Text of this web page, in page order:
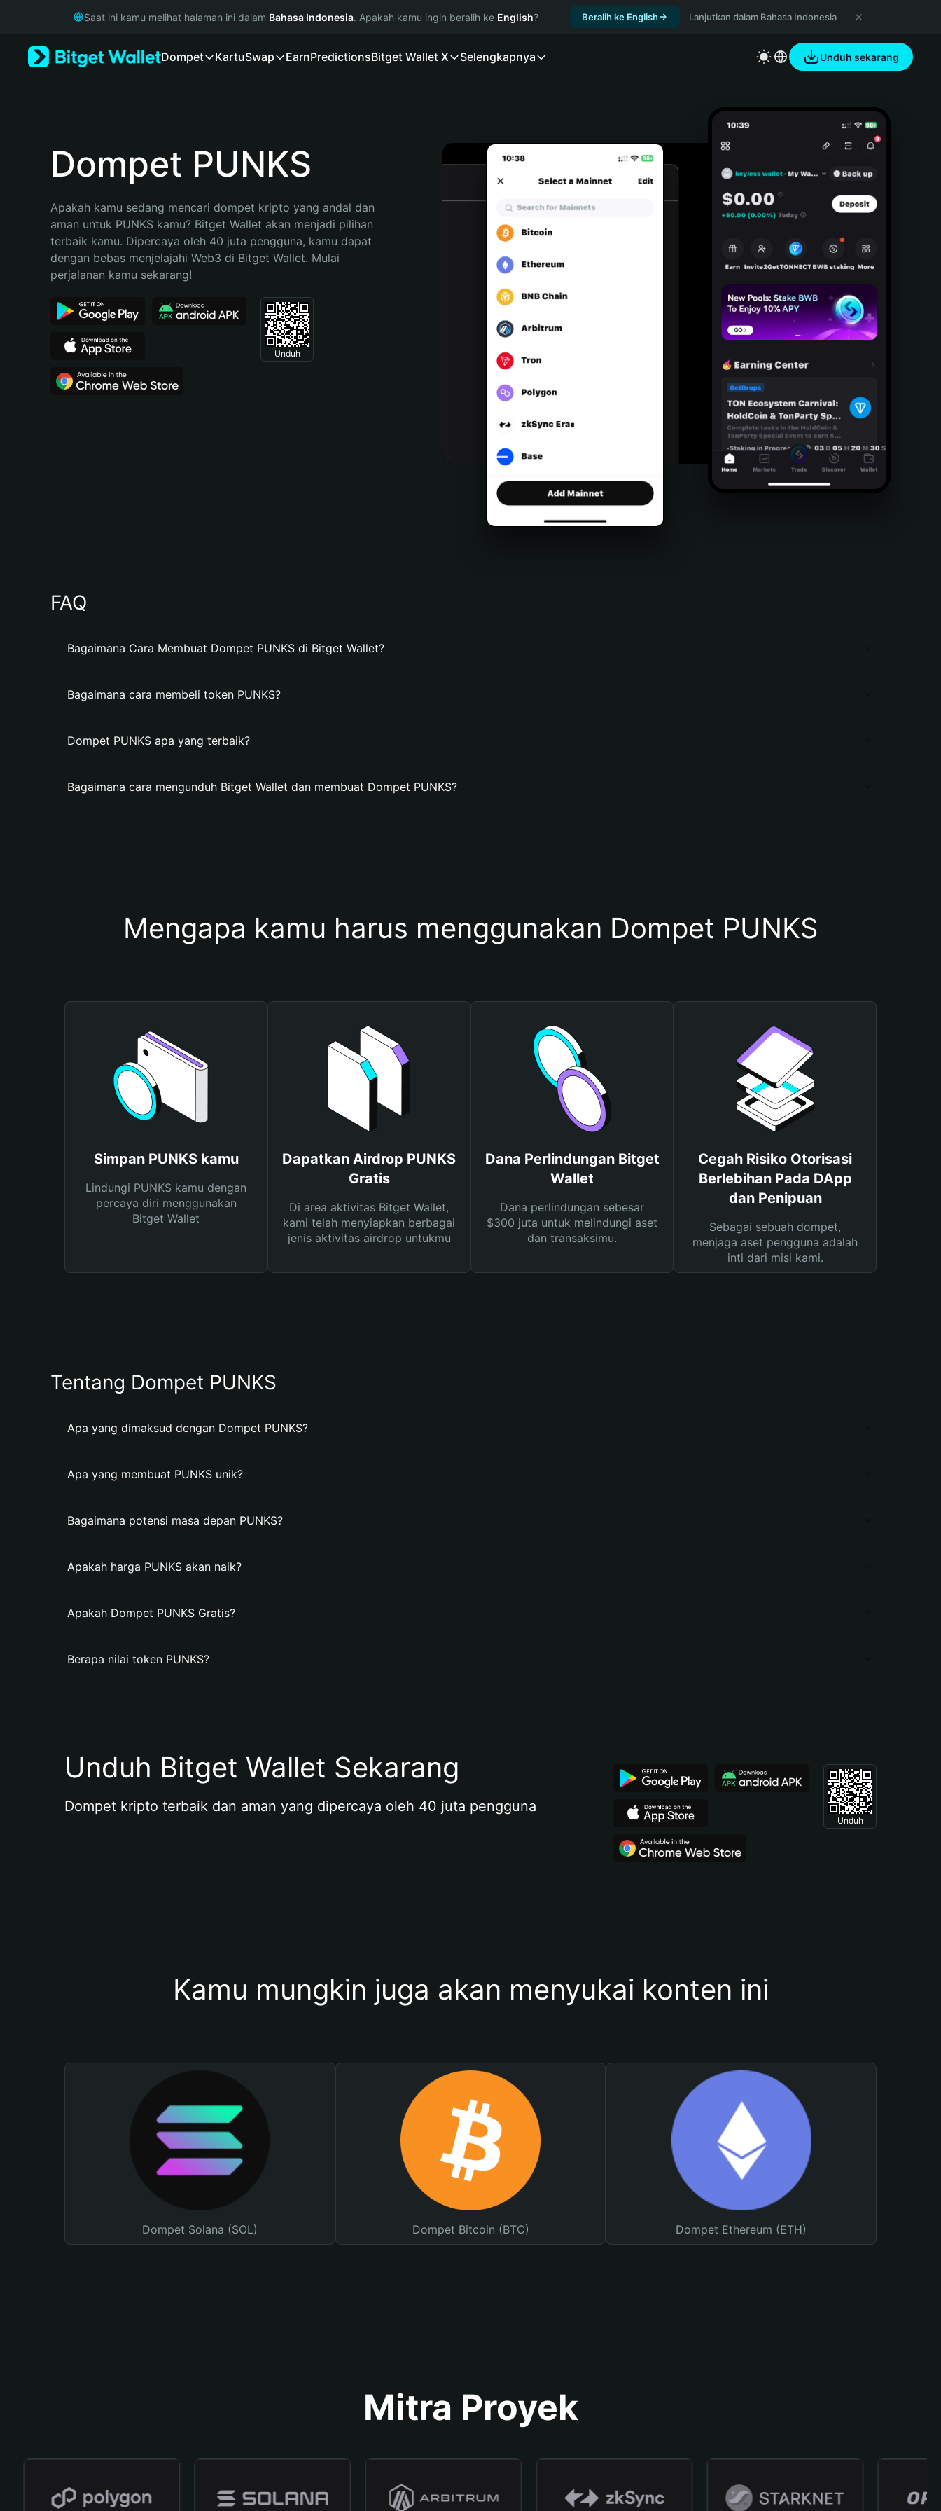
Русский
Bahasa Indonesia
Español (Argentina)
Saat ini kamu melihat halaman ini dalam Bahasa Indonesia. Apakah kamu ingin beralih ke English? Beralih ke English Lanjutkan dalam Bahasa Indonesia
Dompet KartuSwap EarnPredictionsBitget Wallet X Selengkapnya Unduh sekarang
Dompet PUNKS
Apakah kamu sedang mencari dompet kripto yang andal dan
aman untuk PUNKS kamu? Bitget Wallet akan menjadi pilihan
terbaik kamu. Dipercaya oleh 40 juta pengguna, kamu dapat
dengan bebas menjelajahi Web3 di Bitget Wallet. Mulai
perjalanan kamu sekarang!
Unduh
FAQ
Bagaimana Cara Membuat Dompet PUNKS di Bitget Wallet?
Bagaimana cara membeli token PUNKS?
Dompet PUNKS apa yang terbaik?
Bagaimana cara mengunduh Bitget Wallet dan membuat Dompet PUNKS?
Mengapa kamu harus menggunakan Dompet PUNKS
Simpan PUNKS kamu
Lindungi PUNKS kamu dengan
percaya diri menggunakan
Bitget Wallet
Dapatkan Airdrop PUNKS
Gratis
Di area aktivitas Bitget Wallet,
kami telah menyiapkan berbagai
jenis aktivitas airdrop untukmu
Dana Perlindungan Bitget
Wallet
Dana perlindungan sebesar
$300 juta untuk melindungi aset
dan transaksimu.
Cegah Risiko Otorisasi
Berlebihan Pada DApp
dan Penipuan
Sebagai sebuah dompet,
menjaga aset pengguna adalah
inti dari misi kami.
Tentang Dompet PUNKS
Apa yang dimaksud dengan Dompet PUNKS?
Apa yang membuat PUNKS unik?
Bagaimana potensi masa depan PUNKS?
Apakah harga PUNKS akan naik?
Apakah Dompet PUNKS Gratis?
Berapa nilai token PUNKS?
Unduh Bitget Wallet Sekarang
Dompet kripto terbaik dan aman yang dipercaya oleh 40 juta pengguna
Unduh
Kamu mungkin juga akan menyukai konten ini
Dompet Solana (SOL) Dompet Bitcoin (BTC) Dompet Ethereum (ETH)
Mitra Proyek